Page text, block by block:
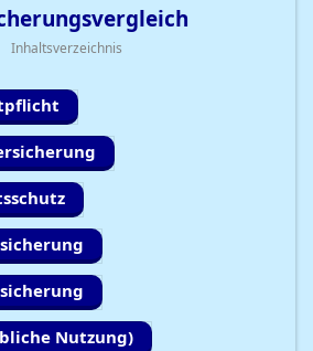
Inhaltsverzeichnis
Nutzung)